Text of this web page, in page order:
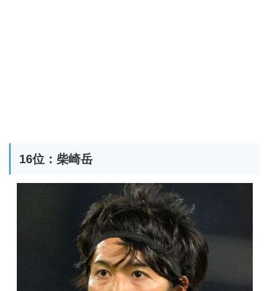
16位：柴崎岳